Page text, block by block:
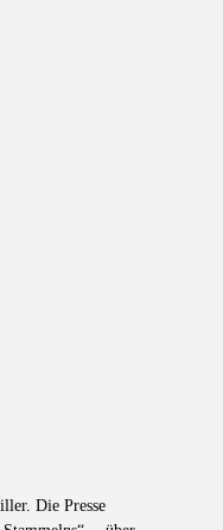
Die Presse